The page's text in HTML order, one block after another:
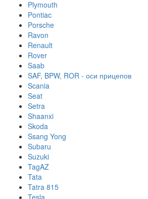
Plymouth
Pontiac
Porsche
Ravon
Renault
Rover
Saab
SAF, BPW, ROR - оси прицепов
Scania
Seat
Setra
Shaanxi
Skoda
Ssang Yong
Subaru
Suzuki
TagAZ
Tata
Tatra 815
Tesla